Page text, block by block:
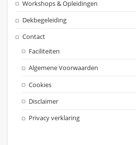
Workshops & Opleidingen
Dekbegeleiding
Contact
Faciliteiten
Algemene Voorwaarden
Cookies
Disclaimer
Privacy verklaring